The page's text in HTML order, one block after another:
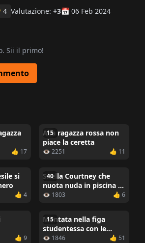
4 Valutazione: +3📅 06 Feb 2024
Sii il primo!
👍 17
15
Alla ragazza rossa non
piace la ceretta
👁 2251 👍 11
si
👍 4
40
Snella Courtney che
nuota nuda in piscina e
molto altro ancora
👁 1803 👍 6
👍 9
15
Montata nella figa
studentessa con le
gambe lunghe
👁 1846 👍 51